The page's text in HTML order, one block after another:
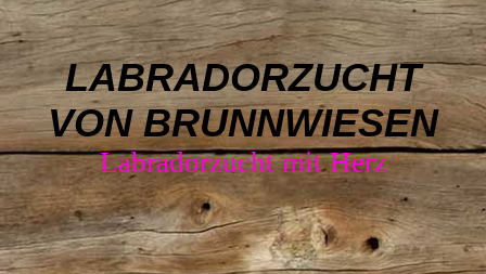
LABRADORZUCHT
VON BRUNNWIESEN
Labradorzucht mit Herz